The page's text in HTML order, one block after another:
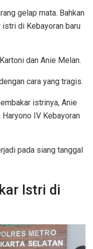
gelap mata. Bahkan
di Kebayoran baru
dan Anie Melan.
cara yang tragis.
istrinya, Anie
IV Kebayoran
pada siang tanggal
Istri di